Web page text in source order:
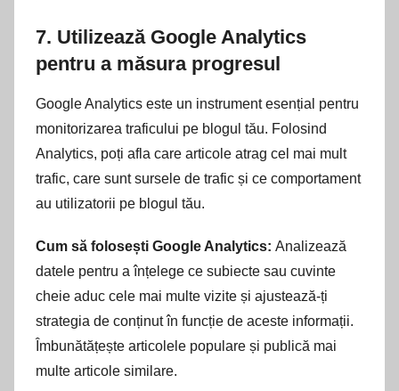
7. Utilizează Google Analytics
pentru a măsura progresul
Google Analytics este un instrument esențial pentru
monitorizarea traficului pe blogul tău. Folosind
Analytics, poți afla care articole atrag cel mai mult
trafic, care sunt sursele de trafic și ce comportament
au utilizatorii pe blogul tău.
Cum să folosești Google Analytics: Analizează
datele pentru a înțelege ce subiecte sau cuvinte
cheie aduc cele mai multe vizite și ajustează-ți
strategia de conținut în funcție de aceste informații.
Îmbunătățește articolele populare și publică mai
multe articole similare.